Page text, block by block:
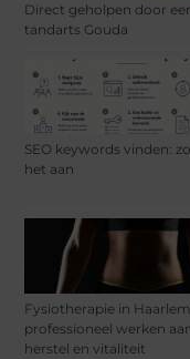
Direct geholpen door
tandarts Gouda
SEO keywords vinden:
het aan
Fysiotherapie in
professioneel werken
herstel en vitaliteit